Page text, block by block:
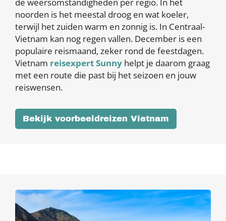
de weersomstandigheden per regio. In het
noorden is het meestal droog en wat koeler,
terwijl het zuiden warm en zonnig is. In Centraal-
Vietnam kan nog regen vallen. December is een
populaire reismaand, zeker rond de feestdagen.
Vietnam reisexpert Sunny helpt je daarom graag
met een route die past bij het seizoen en jouw
reiswensen.
Bekijk voorbeeldreizen Vietnam